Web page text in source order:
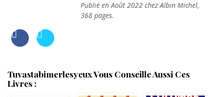
Publié en Août 2022 chez Albin Michel,
368 pages.
Tuvastabimerlesyeux Vous Conseille Aussi Ces
Livres :